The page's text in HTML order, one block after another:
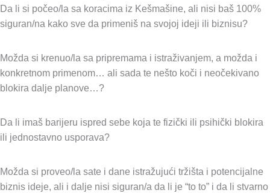
Da li si počeo/la sa koracima iz Kešmašine, ali nisi baš 100%
siguran/na kako sve da primeniš na svojoj ideji ili biznisu?
Možda si krenuo/la sa pripremama i istraživanjem, a možda i
konkretnom primenom… ali sada te nešto koči i neočekivano
blokira dalje planove…?
Da li imaš barijeru ispred sebe koja te fizički ili psihički blokira
ili jednostavno usporava?
Možda si proveo/la sate i dane istražujući tržišta i potencijalne
biznis ideje, ali i dalje nisi siguran/a da li je “to to” i da li stvarno